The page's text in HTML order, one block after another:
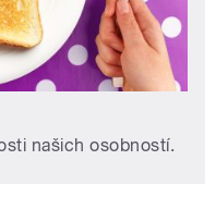
našich osobností.